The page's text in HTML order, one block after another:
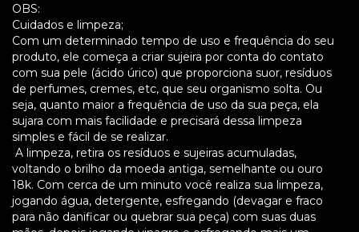
OBS:
Cuidados e limpeza;
Com um determinado tempo de uso e frequência do seu
produto, ele começa a criar sujeira por conta do contato
com sua pele (ácido úrico) que proporciona suor, resíduos
de perfumes, cremes, etc, que seu organismo solta. Ou
seja, quanto maior a frequência de uso da sua peça, ela
sujara com mais facilidade e precisará dessa limpeza
simples e fácil de se realizar.
A limpeza, retira os resíduos e sujeiras acumuladas,
voltando o brilho da moeda antiga, semelhante ou ouro
18k. Com cerca de um minuto você realiza sua limpeza,
jogando água, detergente, esfregando (devagar e fraco
para não danificar ou quebrar sua peça) com suas duas